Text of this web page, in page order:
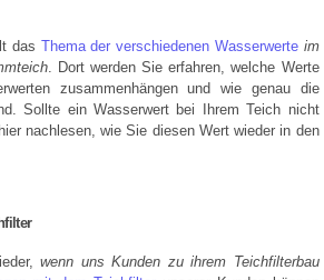
das Thema der verschiedenen Wasserwerte im
. Dort werden Sie erfahren, welche Werte
zusammenhängen und wie genau die
Sollte ein Wasserwert bei Ihrem Teich nicht
nachlesen, wie Sie diesen Wert wieder in den
wenn uns Kunden zu ihrem Teichfilterbau